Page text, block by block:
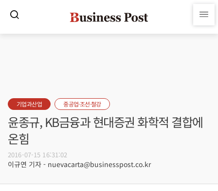
기업과산업 중공업·조선·철강
윤종규, KB금융과 현대증권 화학적 결합에
온힘
2016-07-15 16:31:02
이규연 기자 - nuevacarta@businesspost.co.kr